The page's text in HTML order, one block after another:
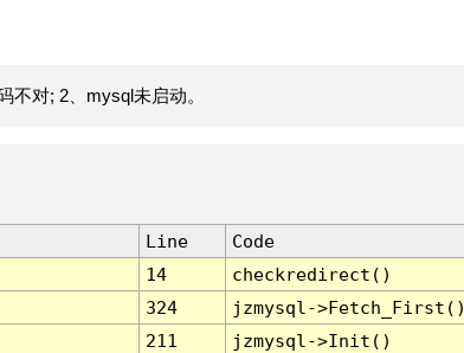
不对; 2、mysql未启动。
Line
Code
14
checkredirect()
324
jzmysql-
211
jzmysql->Init()